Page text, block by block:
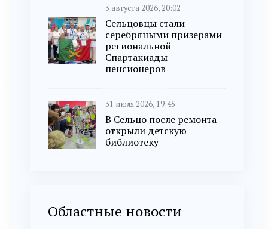
3 августа 2026, 20:02
Сельцовцы стали
серебряными призерами
региональной
Спартакиады
пенсионеров
31 июля 2026, 19:45
В Сельцо после ремонта
открыли детскую
библиотеку
Областные новости